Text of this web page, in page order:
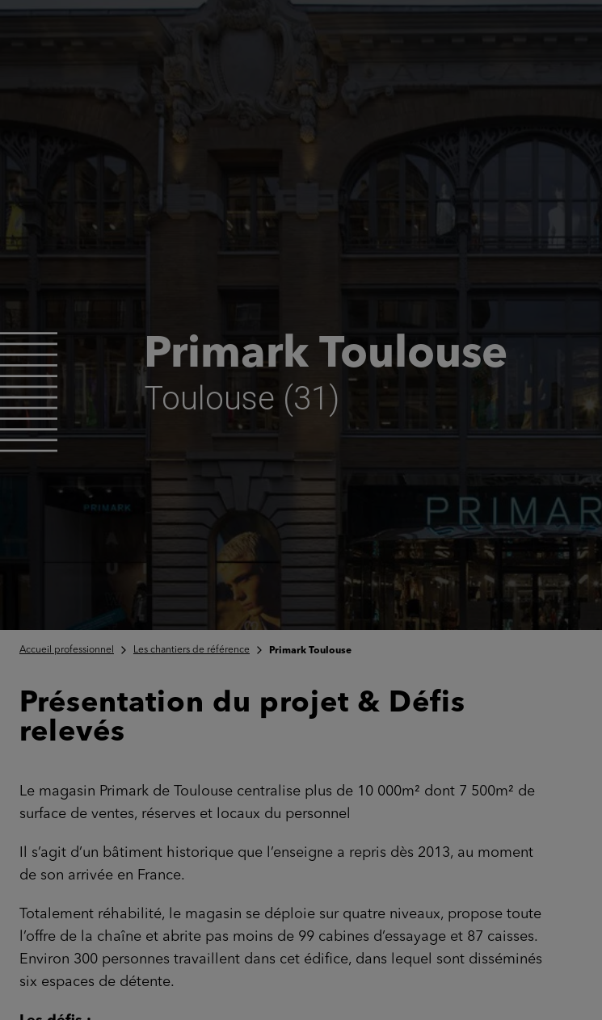
Primark Toulouse
Toulouse (31)
Accueil professionnel Les chantiers de référence Primark Toulouse
Présentation du projet & Défis
relevés
Le magasin Primark de Toulouse centralise plus de 10 000m² dont 7 500m² de
surface de ventes, réserves et locaux du personnel
Il s’agit d’un bâtiment historique que l’enseigne a repris dès 2013, au moment
de son arrivée en France.
Totalement réhabilité, le magasin se déploie sur quatre niveaux, propose toute
l’offre de la chaîne et abrite pas moins de 99 cabines d’essayage et 87 caisses.
Environ 300 personnes travaillent dans cet édifice, dans lequel sont disséminés
six espaces de détente.